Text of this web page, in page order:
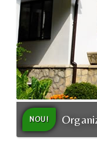
NOU!